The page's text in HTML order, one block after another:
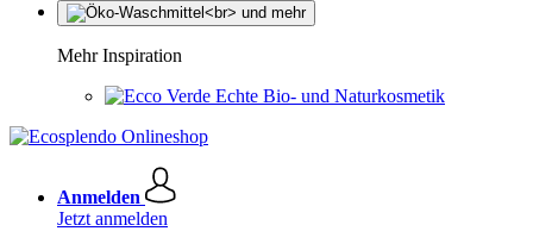
Mehr Inspiration
Echte Bio- und Naturkosmetik
Anmelden
Jetzt anmelden